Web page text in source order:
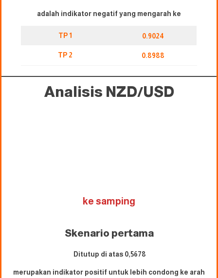
adalah indikator negatif yang mengarah ke
TP 1 0.9024
TP 2 0.8988
Analisis NZD/USD
ke samping
Skenario pertama
Ditutup di atas 0,5678
merupakan indikator positif untuk lebih condong ke arah